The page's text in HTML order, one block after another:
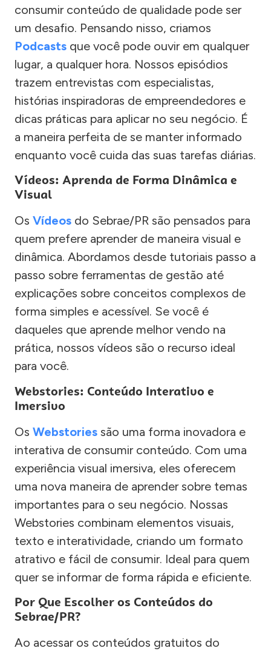
consumir conteúdo de qualidade pode ser
um desafio. Pensando nisso, criamos
Podcasts que você pode ouvir em qualquer
lugar, a qualquer hora. Nossos episódios
trazem entrevistas com especialistas,
histórias inspiradoras de empreendedores e
dicas práticas para aplicar no seu negócio. É
a maneira perfeita de se manter informado
enquanto você cuida das suas tarefas diárias.
Vídeos: Aprenda de Forma Dinâmica e
Visual
Os Vídeos do Sebrae/PR são pensados para
quem prefere aprender de maneira visual e
dinâmica. Abordamos desde tutoriais passo a
passo sobre ferramentas de gestão até
explicações sobre conceitos complexos de
forma simples e acessível. Se você é
daqueles que aprende melhor vendo na
prática, nossos vídeos são o recurso ideal
para você.
Webstories: Conteúdo Interativo e
Imersivo
Os Webstories são uma forma inovadora e
interativa de consumir conteúdo. Com uma
experiência visual imersiva, eles oferecem
uma nova maneira de aprender sobre temas
importantes para o seu negócio. Nossas
Webstories combinam elementos visuais,
texto e interatividade, criando um formato
atrativo e fácil de consumir. Ideal para quem
quer se informar de forma rápida e eficiente.
Por Que Escolher os Conteúdos do
Sebrae/PR?
Ao acessar os conteúdos gratuitos do